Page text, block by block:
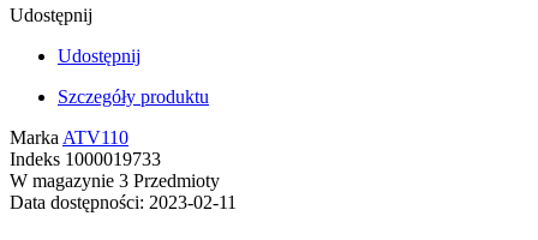
Udostępnij
Udostępnij
Szczegóły produktu
Marka ATV110
Indeks 1000019733
W magazynie 3 Przedmioty
Data dostępności: 2023-02-11